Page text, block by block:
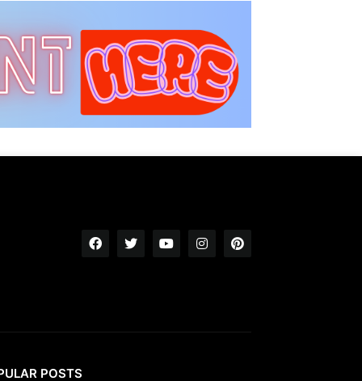
POSTS